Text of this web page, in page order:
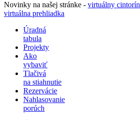
Novinky na našej stránke - virtuálny cintorín
virtuálna prehliadka
Úradná
tabula
Projekty
Ako
vybaviť
Tlačivá
na stiahnutie
Rezervácie
Nahlasovanie
porúch